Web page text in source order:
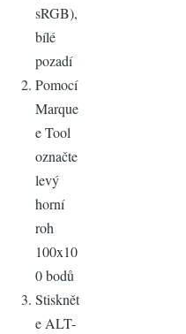
sRGB),
bílé
pozadí
Pomocí
Marque
e Tool
označte
levý
horní
roh
100x10
0 bodů
Stisknět
e ALT-